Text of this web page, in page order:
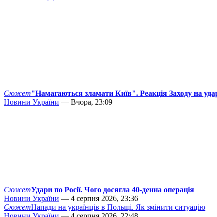
Сюжет"Намагаються зламати Київ". Реакція Заходу на
Новини України — Вчора, 23:09
СюжетУдари по Росії. Чого досягла 40-денна операція
Новини України — 4 серпня 2026, 23:36
СюжетНапади на українців в Польщі. Як змінити ситуацію